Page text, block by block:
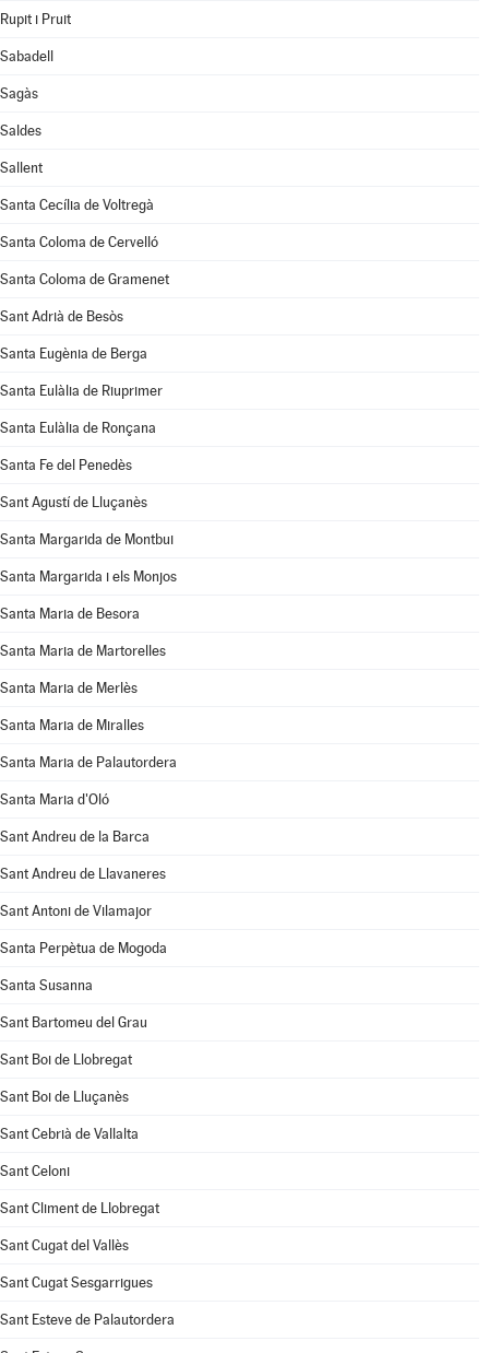
Rupit i Pruit
Sabadell
Sagàs
Saldes
Sallent
Santa Cecília de Voltregà
Santa Coloma de Cervelló
Santa Coloma de Gramenet
Sant Adrià de Besòs
Santa Eugènia de Berga
Santa Eulàlia de Riuprimer
Santa Eulàlia de Ronçana
Santa Fe del Penedès
Sant Agustí de Lluçanès
Santa Margarida de Montbui
Santa Margarida i els Monjos
Santa Maria de Besora
Santa Maria de Martorelles
Santa Maria de Merlès
Santa Maria de Miralles
Santa Maria de Palautordera
Santa Maria d'Oló
Sant Andreu de la Barca
Sant Andreu de Llavaneres
Sant Antoni de Vilamajor
Santa Perpètua de Mogoda
Santa Susanna
Sant Bartomeu del Grau
Sant Boi de Llobregat
Sant Boi de Lluçanès
Sant Cebrià de Vallalta
Sant Celoni
Sant Climent de Llobregat
Sant Cugat del Vallès
Sant Cugat Sesgarrigues
Sant Esteve de Palautordera